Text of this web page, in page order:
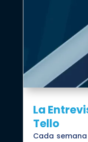
La
Tello
Cada